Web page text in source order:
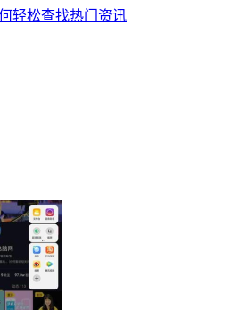
轻松查找热门资讯